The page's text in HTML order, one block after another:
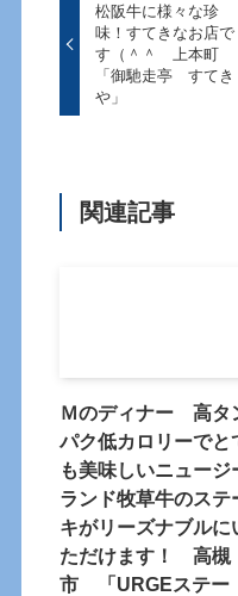
松阪牛に様々な珍
味！すてきなお店で
す（＾＾ 上本町
「御馳走亭 すてき
や」
関連記事
Ｍのディナー 高タ
パク低カロリーでと
も美味しいニュージ
ランド牧草牛のステ
キがリーズナブルに
ただけます！ 高槻
市 「URGEステー